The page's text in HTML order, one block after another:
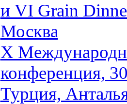
и VI Grain
Москва
X
конференция,
Турция,